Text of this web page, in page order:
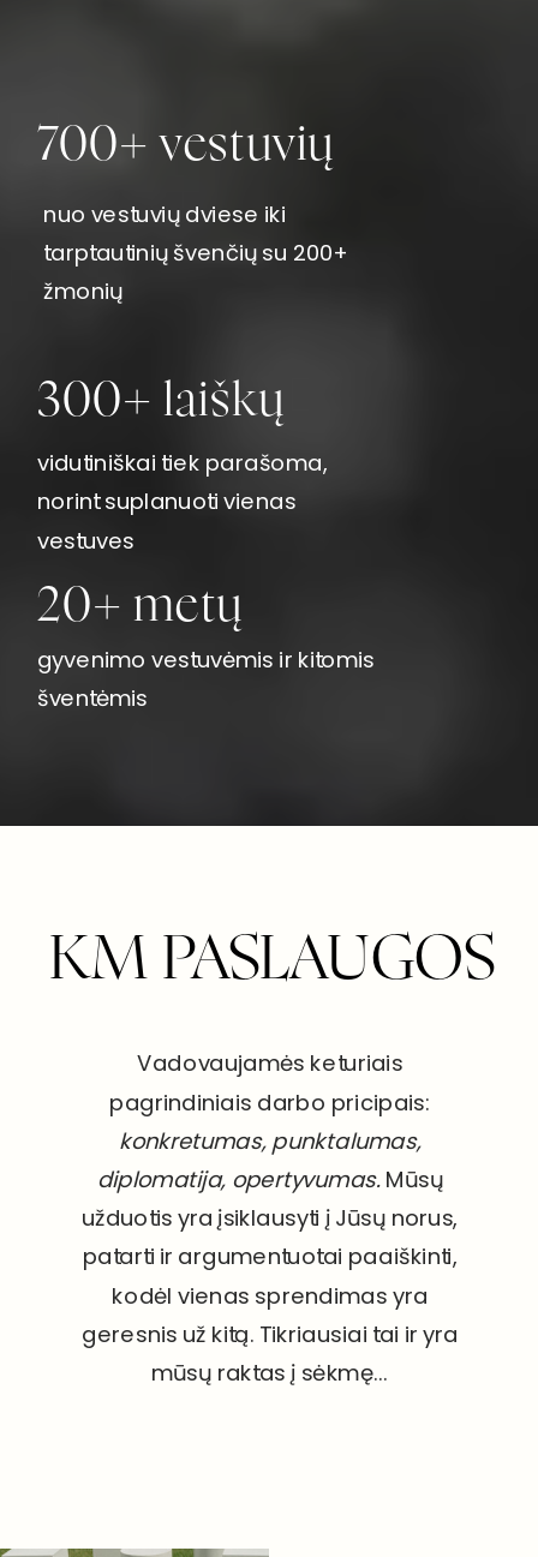
700+ vestuvių
nuo vestuvių dviese iki
tarptautinių švenčių su 200+
žmonių
300+ laiškų
vidutiniškai tiek parašoma,
norint suplanuoti vienas
vestuves
20+ metų
gyvenimo vestuvėmis ir kitomis
šventėmis
KM PASLAUGOS
Vadovaujamės keturiais
pagrindiniais darbo pricipais:
konkretumas, punktalumas,
diplomatija, opertyvumas.Mūsų
užduotis yra įsiklausyti į Jūsų norus,
patarti ir argumentuotai paaiškinti,
kodėl vienas sprendimas yra
geresnis už kitą. Tikriausiai tai ir yra
mūsų raktas į sėkmę...